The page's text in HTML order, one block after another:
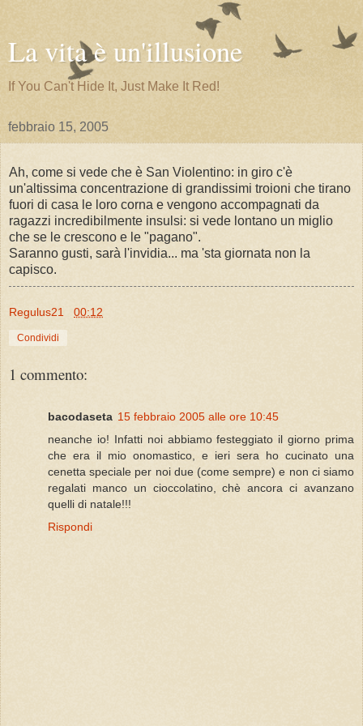
La vita è un'illusione
If You Can't Hide It, Just Make It Red!
febbraio 15, 2005
Ah, come si vede che è San Violentino: in giro c'è
un'altissima concentrazione di grandissimi troioni che tirano
fuori di casa le loro corna e vengono accompagnati da
ragazzi incredibilmente insulsi: si vede lontano un miglio
che se le crescono e le "pagano".
Saranno gusti, sarà l'invidia... ma 'sta giornata non la
capisco.
Regulus21 00:12
Condividi
1 commento:
bacodaseta 15 febbraio 2005 alle ore 10:45
neanche io! Infatti noi abbiamo festeggiato il giorno prima
che era il mio onomastico, e ieri sera ho cucinato una
cenetta speciale per noi due (come sempre) e non ci siamo
regalati manco un cioccolatino, chè ancora ci avanzano
quelli di natale!!!
Rispondi